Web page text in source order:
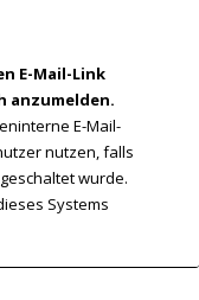
E-Mail-Link
anzumelden.
E-Mail-
nutzen, falls
wurde.
Systems